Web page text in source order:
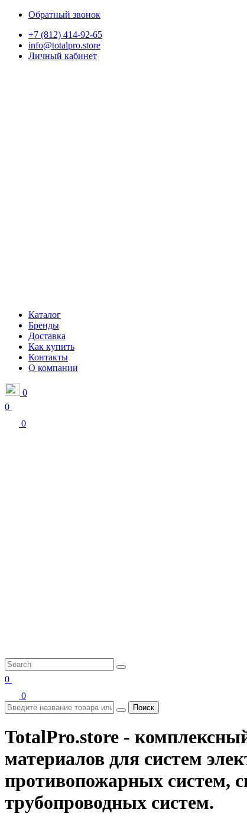
Обратный звонок
+7 (812) 414-92-65
info@totalpro.store
Личный кабинет
Каталог
Бренды
Доставка
Как купить
Контакты
О компании
0
0
0
0
0
Поиск
TotalPro.store -
материалов для систем
противопожарных систем,
трубопроводных систем.